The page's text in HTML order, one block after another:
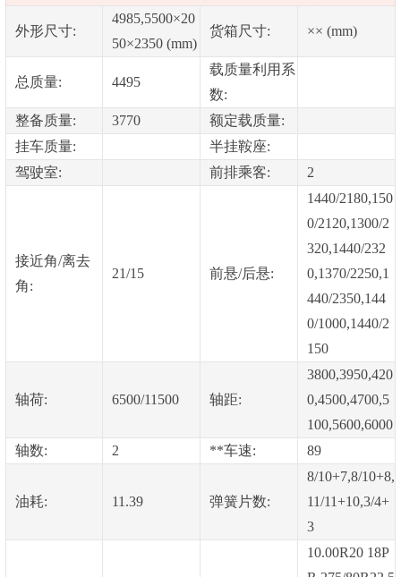
外形尺寸:
4985,5500×20
50×2350 (mm)
货箱尺寸: ×× (mm)
总质量: 4495
载质量利用系
数:
整备质量:
3770
额定载质量:
挂车质量:
半挂鞍座:
驾驶室:
前排乘客: 2
接近角/离去
角:
21/15 前悬/后悬:
1440/2180,150
0/2120,1300/2
320,1440/232
0,1370/2250,1
440/2350,144
0/1000,1440/2
150
轴荷: 6500/11500 轴距:
3800,3950,420
0,4500,4700,5
100,5600,6000
轴数:
2 **车速: 89
油耗: 11.39 弹簧片数:
8/10+7,8/10+8,
11/11+10,3/4+
3
10.00R20 18P